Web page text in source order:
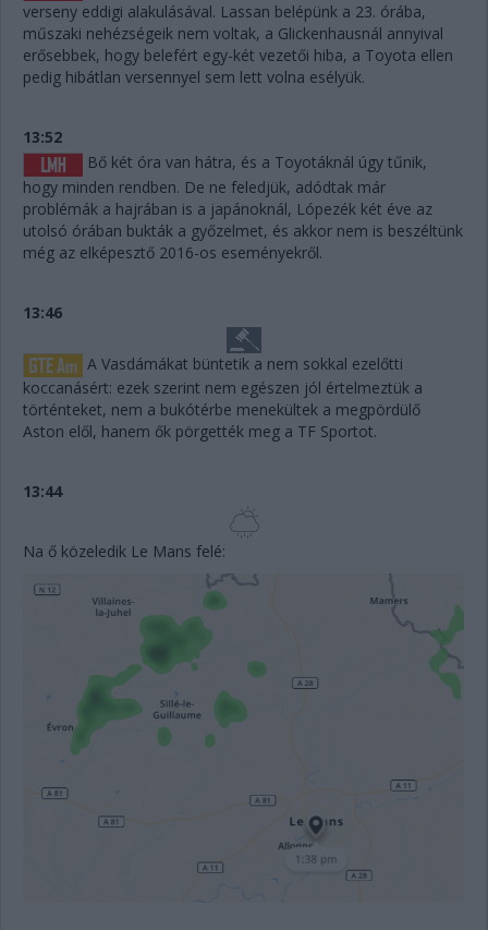
verseny eddigi alakulásával. Lassan belépünk a 23. órába,
műszaki nehézségeik nem voltak, a Glickenhausnál annyival
erősebbek, hogy belefért egy-két vezetői hiba, a Toyota ellen
pedig hibátlan versennyel sem lett volna esélyük.
13:52
Bő két óra van hátra, és a Toyotáknál úgy tűnik,
hogy minden rendben. De ne feledjük, adódtak már
problémák a hajrában is a japánoknál, Lópezék két éve az
utolsó órában bukták a győzelmet, és akkor nem is beszéltünk
még az elképesztő 2016-os eseményekről.
13:46
A Vasdámákat büntetik a nem sokkal ezelőtti
koccanásért: ezek szerint nem egészen jól értelmeztük a
történteket, nem a bukótérbe menekültek a megpördülő
Aston elől, hanem ők pörgették meg a TF Sportot.
13:44
Na ő közeledik Le Mans felé: